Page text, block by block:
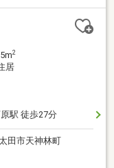
2
居
駅 徒歩27分
田市天神林町